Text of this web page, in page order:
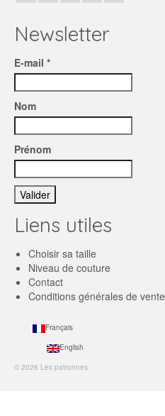
Newsletter
E-mail *
Nom
Prénom
Liens utiles
Choisir sa taille
Niveau de couture
Contact
Conditions générales de vente
Français
English
© 2026 Les patronnes